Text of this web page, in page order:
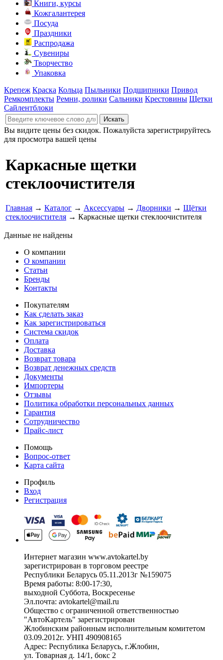
Книги, курсы
Кожгалантерея
Посуда
Праздники
Распродажа
Сувениры
Творчество
Упаковка
Крепеж Краска Кольца Пыльники Подшипники Привод
Ремкомплекты Ремни, ролики Сальники Крестовины Щетки
Сайлентблоки
Вы видите цены без скидок. Пожалуйста зарегистрируйтесь
для просмотра вашей цены
Каркасные щетки
стеклоочистителя
Главная → Каталог → Аксессуары → Дворники → Щётки
стеклоочистителя → Каркасные щетки стеклоочистителя
Данные не найдены
О компании
О компании
Статьи
Бренды
Контакты
Покупателям
Как сделать заказ
Как зарегистрироваться
Система скидок
Оплата
Доставка
Возврат товара
Возврат денежных средств
Документы
Импортеры
Отзывы
Политика обработки персональных данных
Гарантия
Сотрудничество
Прайс-лист
Помощь
Вопрос-ответ
Карта сайта
Профиль
Вход
Регистрация
Интернет магазин www.avtokartel.by
зарегистрирован в торговом реестре
Республики Беларусь 05.11.2013г №159075
Время работы: 8:00-17:30,
выходной Суббота, Воскресенье
Эл.почта: avtokartel@mail.ru
Общество с ограниченной ответственностью
"АвтоКартель" зарегистрирован
Жлобинским районным исполнительным комитетом
03.09.2012г. УНП 490908165
Адрес: Республика Беларусь, г.Жлобин,
ул. Товарная д. 14/1, бокс 2